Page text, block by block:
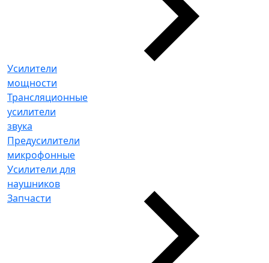
Усилители
мощности
Трансляционные
усилители
звука
Предусилители
микрофонные
Усилители для
наушников
Запчасти